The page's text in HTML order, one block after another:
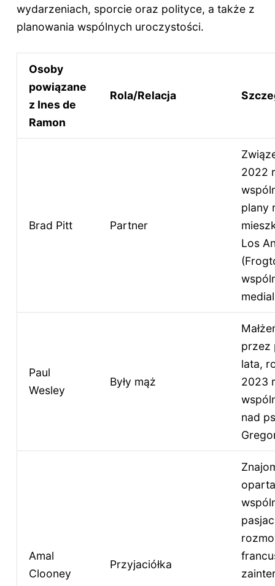
wydarzeniach, sporcie oraz polityce, a także z
planowania wspólnych uroczystości.
Osoby
powiązane
z Ines de
Ramon
Rola/Relacja
Brad Pitt Partner
2022
plany
Los
Paul
Wesley
Były mąż
przez
lata,
2023
nad
Amal
Clooney
Przyjaciółka